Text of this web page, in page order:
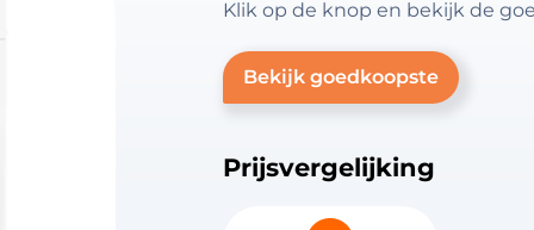
Klik op de knop en bekijk de
Bekijk goedkoopste
Prijsvergelijking